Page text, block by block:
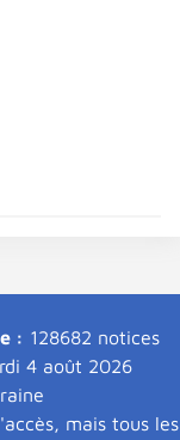
: 128682 notices
4 août 2026
mais tous les